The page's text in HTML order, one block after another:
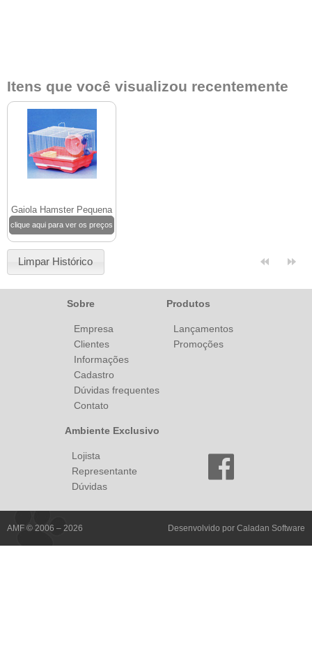
Itens que você visualizou recentemente
Gaiola Hamster Pequena
clique aqui para ver os preços
Limpar Histórico
Sobre
Empresa
Clientes
Informações
Cadastro
Dúvidas frequentes
Contato
Produtos
Lançamentos
Promoções
Ambiente Exclusivo
Lojista
Representante
Dúvidas
AMF © 2006 – 2026 Desenvolvido por Caladan Software